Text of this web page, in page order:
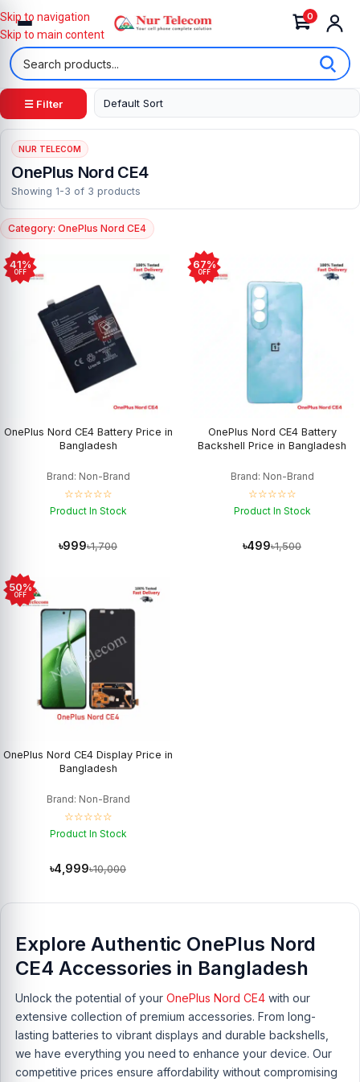
0
Skip to navigation
Skip to main content
☰ Filter
NUR TELECOM
OnePlus Nord CE4
Showing 1-3 of 3 products
Category: OnePlus Nord CE4
41%
OFF
OnePlus Nord CE4 Battery Price in
Bangladesh
Brand: Non-Brand
☆☆☆☆☆
Product In Stock
৳999৳1,700
67%
OFF
OnePlus Nord CE4 Battery
Backshell Price in Bangladesh
Brand: Non-Brand
☆☆☆☆☆
Product In Stock
৳499৳1,500
50%
OFF
OnePlus Nord CE4 Display Price in
Bangladesh
Brand: Non-Brand
☆☆☆☆☆
Product In Stock
৳4,999৳10,000
Explore Authentic OnePlus Nord
CE4 Accessories in Bangladesh
Unlock the potential of your OnePlus Nord CE4 with our
extensive collection of premium accessories. From long-
lasting batteries to vibrant displays and durable backshells,
we have everything you need to enhance your device. Our
competitive prices ensure affordability without compromising